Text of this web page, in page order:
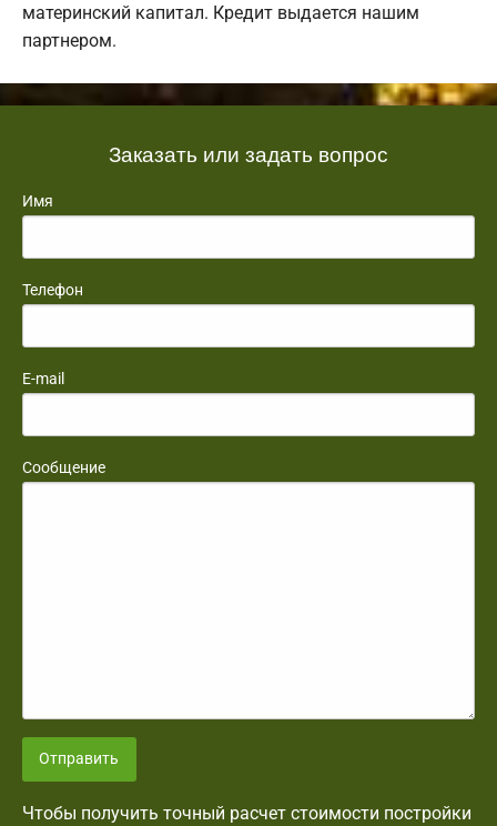
материнский капитал. Кредит выдается нашим
партнером.
Заказать или задать вопрос
Имя
Телефон
E-mail
Сообщение
Отправить
Чтобы получить точный расчет стоимости постройки